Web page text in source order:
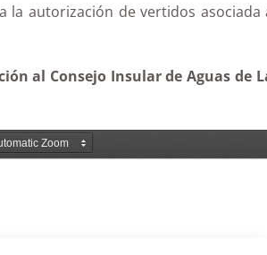
autorización de vertidos asociada
al Consejo Insular de Aguas de